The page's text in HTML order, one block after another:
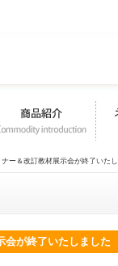
ー＆改訂教材展示会が終了いた
会が終了いたしました